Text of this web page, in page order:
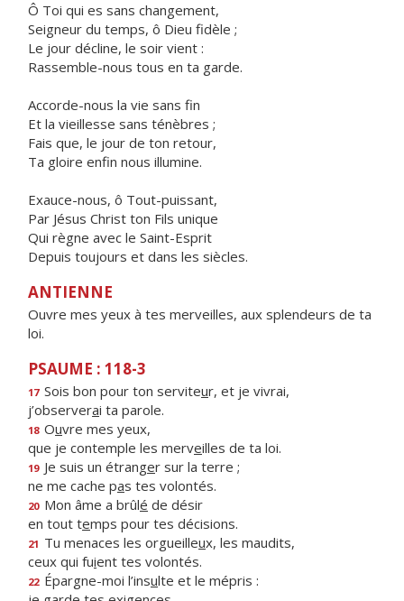
Ô Toi qui es sans changement,
Seigneur du temps, ô Dieu fidèle ;
Le jour décline, le soir vient :
Rassemble-nous tous en ta garde.
Accorde-nous la vie sans fin
Et la vieillesse sans ténèbres ;
Fais que, le jour de ton retour,
Ta gloire enfin nous illumine.
Exauce-nous, ô Tout-puissant,
Par Jésus Christ ton Fils unique
Qui règne avec le Saint-Esprit
Depuis toujours et dans les siècles.
ANTIENNE
Ouvre mes yeux à tes merveilles, aux splendeurs de ta
loi.
PSAUME : 118-3
17 Sois bon pour ton serviteur, et je vivrai,
j’observerai ta parole.
18 Ouvre mes yeux,
que je contemple les merveilles de ta loi.
19 Je suis un étranger sur la terre ;
ne me cache pas tes volontés.
20 Mon âme a brûlé de désir
en tout temps pour tes décisions.
21 Tu menaces les orgueilleux, les maudits,
ceux qui fuient tes volontés.
22 Épargne-moi l’insulte et le mépris :